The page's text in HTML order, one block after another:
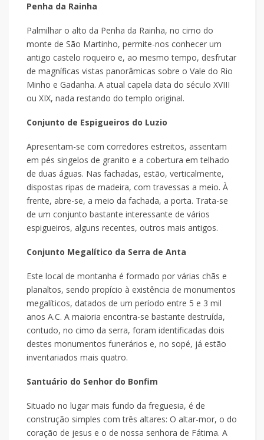
Penha da Rainha
Palmilhar o alto da Penha da Rainha, no cimo do
monte de São Martinho, permite-nos conhecer um
antigo castelo roqueiro e, ao mesmo tempo, desfrutar
de magníficas vistas panorâmicas sobre o Vale do Rio
Minho e Gadanha. A atual capela data do século XVIII
ou XIX, nada restando do templo original.
Conjunto de Espigueiros do Luzio
Apresentam-se com corredores estreitos, assentam
em pés singelos de granito e a cobertura em telhado
de duas águas. Nas fachadas, estão, verticalmente,
dispostas ripas de madeira, com travessas a meio. À
frente, abre-se, a meio da fachada, a porta. Trata-se
de um conjunto bastante interessante de vários
espigueiros, alguns recentes, outros mais antigos.
Conjunto Megalítico da Serra de Anta
Este local de montanha é formado por várias chãs e
planaltos, sendo propício à existência de monumentos
megalíticos, datados de um período entre 5 e 3 mil
anos A.C. A maioria encontra-se bastante destruída,
contudo, no cimo da serra, foram identificadas dois
destes monumentos funerários e, no sopé, já estão
inventariados mais quatro.
Santuário do Senhor do Bonfim
Situado no lugar mais fundo da freguesia, é de
construção simples com três altares: O altar-mor, o do
coração de jesus e o de nossa senhora de Fátima. A